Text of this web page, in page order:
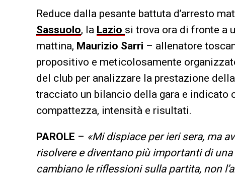
Reduce dalla pesante battuta d’arresto
Sassuolo, la Lazio si trova ora di fronte a
mattina, Maurizio Sarri – allenatore
propositivo e meticolosamente
del club per analizzare la prestazione
tracciato un bilancio della gara e indicato
compattezza, intensità e risultati.
PAROLE – «Mi dispiace per ieri sera, ma
risolvere e diventano più importanti di
cambiano le riflessioni sulla partita, non